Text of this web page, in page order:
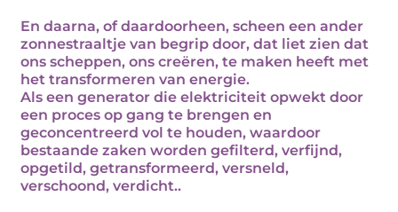
En daarna, of daardoorheen, scheen een ander
zonnestraaltje van begrip door, dat liet zien dat
ons scheppen, ons creëren, te maken heeft met
het transformeren van energie.
Als een generator die elektriciteit opwekt door
een proces op gang te brengen en
geconcentreerd vol te houden, waardoor
bestaande zaken worden gefilterd, verfijnd,
opgetild, getransformeerd, versneld,
verschoond, verdicht..